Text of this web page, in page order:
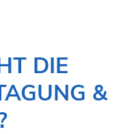
DIE
&